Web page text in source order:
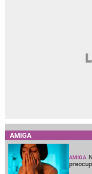
AMIGA
AMIGA